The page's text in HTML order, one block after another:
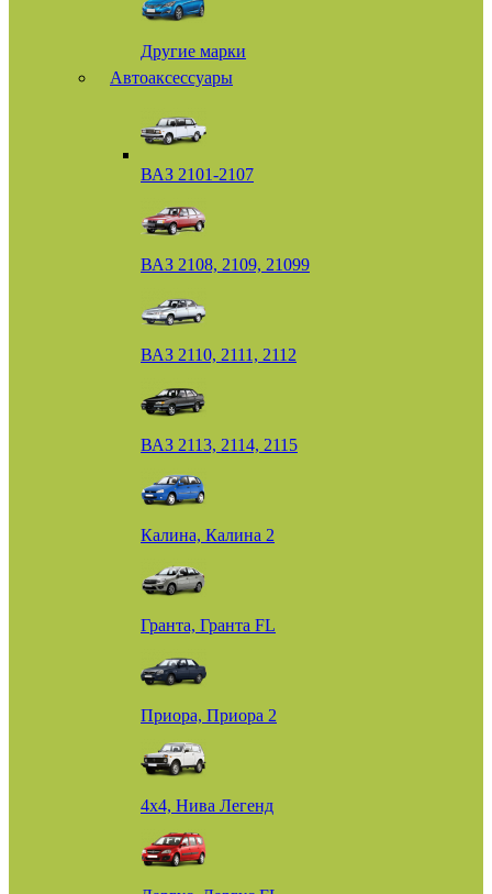
Другие марки
Автоаксессуары
ВАЗ 2101-2107
ВАЗ 2108, 2109, 21099
ВАЗ 2110, 2111, 2112
ВАЗ 2113, 2114, 2115
Калина, Калина 2
Гранта, Гранта FL
Приора, Приора 2
4х4, Нива Легенд